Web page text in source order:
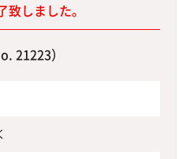
致しました。
21223）